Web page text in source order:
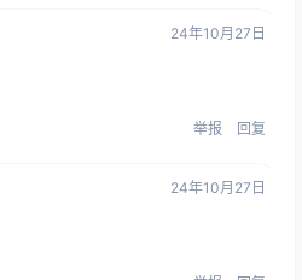
24年10月27日
举报 回复
24年10月27日